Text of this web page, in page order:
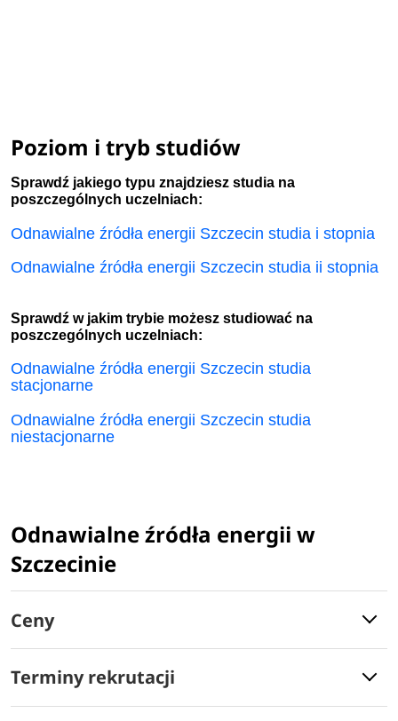
Poziom i tryb studiów
Sprawdź jakiego typu znajdziesz studia na
poszczególnych uczelniach:
Odnawialne źródła energii Szczecin studia i stopnia
Odnawialne źródła energii Szczecin studia ii stopnia
Sprawdź w jakim trybie możesz studiować na
poszczególnych uczelniach:
Odnawialne źródła energii Szczecin studia
stacjonarne
Odnawialne źródła energii Szczecin studia
niestacjonarne
Odnawialne źródła energii w
Szczecinie
Ceny
Terminy rekrutacji